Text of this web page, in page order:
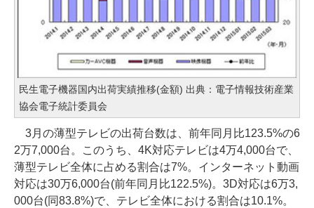
民生電子機器国内出荷実績推移(金額) 出典：電子情報技術産業
協会電子統計委員会
3月の薄型テレビの出荷台数は、前年同月比123.5%の6
2万7,000台。このうち、4K対応テレビは4万4,000台で、
薄型テレビ全体に占める割合は7%。インターネット動画
対応は30万6,000台(前年同月比122.5%)。3D対応は6万3,
000台(同83.8%)で、テレビ全体における割合は10.1%。